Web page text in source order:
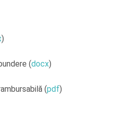
)
(docx)
(pdf)